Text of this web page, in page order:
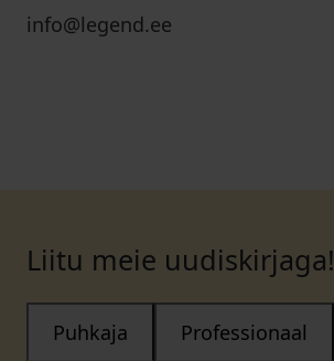
info@legend.ee
Liitu meie uudiskirjaga!
Puhkaja Professionaal